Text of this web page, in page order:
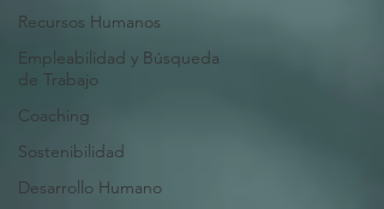
Recursos Humanos
Empleabilidad y Búsqueda
de Trabajo
Coaching
Sostenibilidad
Desarrollo Humano